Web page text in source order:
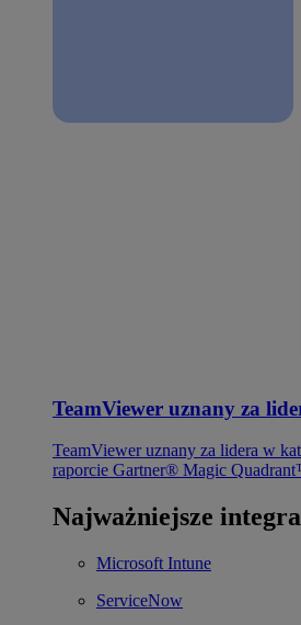
TeamViewer uznany za
TeamViewer uznany za lidera w
raporcie Gartner® Magic
Najważniejsze
Microsoft Intune
ServiceNow